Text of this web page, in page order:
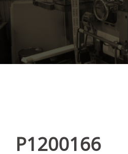
P1200166